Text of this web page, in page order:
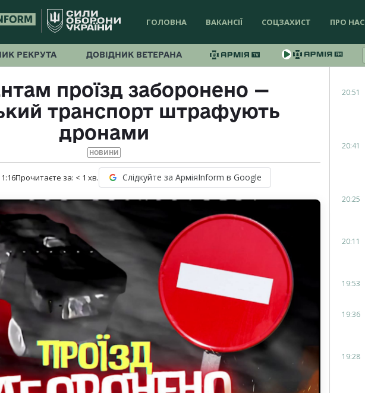
ГОЛОВНА ВАКАНСІЇ СОЦЗАХИСТ ПРО НАС
РЕКРУТА ДОВІДНИК ВЕТЕРАНА
проїзд заборонено —
транспорт штрафують
дронами
НОВИНИ
Прочитаєте за: < 1 хв. Слідкуйте за АрміяInform в Google
20:51
20:41
20:25
20:11
19:53
19:36
19:28